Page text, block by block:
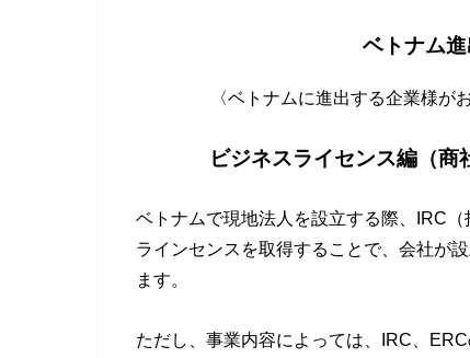
ベトナム
〈ベトナムに進出する企業様が
ビジネスライセンス編（商
ベトナムで現地法人を設立する際、IRC
ラインセンスを取得することで、会社が
ます。
ただし、事業内容によっては、IRC、